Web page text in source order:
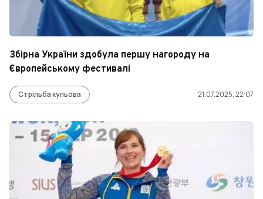
Збірна України здобула першу нагороду на
Європейському фестивалі
Стрільба кульова 21.07.2025, 22:07